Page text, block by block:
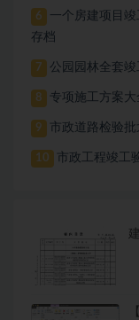
6
一个房建项目
存档
7 公园园林全套
8 专项施工方案大
9 市政道路检验
10 市政工程竣工